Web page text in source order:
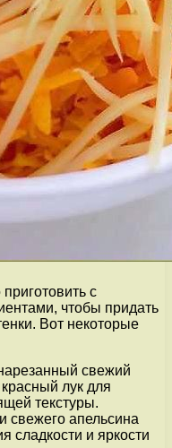
с
чтобы придать
Вот некоторые
свежий
лук для
текстуры.
свежего апельсина
сладкости и яркости